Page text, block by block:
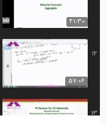
41:30
12
57:06
13